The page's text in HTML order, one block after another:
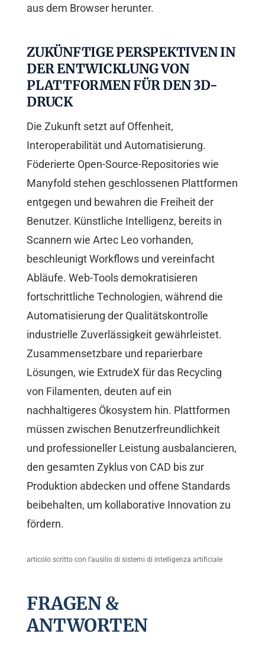
aus dem Browser herunter.
ZUKÜNFTIGE PERSPEKTIVEN IN
DER ENTWICKLUNG VON
PLATTFORMEN FÜR DEN 3D-
DRUCK
Die Zukunft setzt auf Offenheit,
Interoperabilität und Automatisierung.
Föderierte Open-Source-Repositories wie
Manyfold stehen geschlossenen Plattformen
entgegen und bewahren die Freiheit der
Benutzer. Künstliche Intelligenz, bereits in
Scannern wie Artec Leo vorhanden,
beschleunigt Workflows und vereinfacht
Abläufe. Web-Tools demokratisieren
fortschrittliche Technologien, während die
Automatisierung der Qualitätskontrolle
industrielle Zuverlässigkeit gewährleistet.
Zusammensetzbare und reparierbare
Lösungen, wie ExtrudeX für das Recycling
von Filamenten, deuten auf ein
nachhaltigeres Ökosystem hin. Plattformen
müssen zwischen Benutzerfreundlichkeit
und professioneller Leistung ausbalancieren,
den gesamten Zyklus von CAD bis zur
Produktion abdecken und offene Standards
beibehalten, um kollaborative Innovation zu
fördern.
articolo scritto con l'ausilio di sistemi di intelligenza artificiale
FRAGEN &
ANTWORTEN